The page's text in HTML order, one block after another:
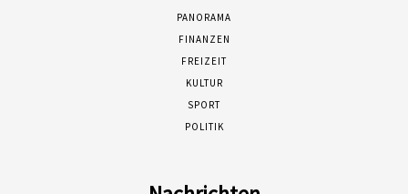
PANORAMA
FINANZEN
FREIZEIT
KULTUR
SPORT
POLITIK